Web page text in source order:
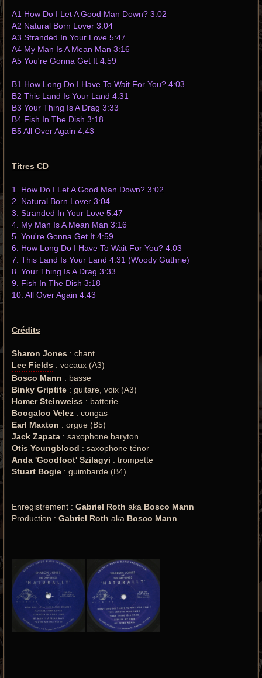
A1 How Do I Let A Good Man Down? 3:02
A2 Natural Born Lover 3:04
A3 Stranded In Your Love 5:47
A4 My Man Is A Mean Man 3:16
A5 You're Gonna Get It 4:59
B1 How Long Do I Have To Wait For You? 4:03
B2 This Land Is Your Land 4:31
B3 Your Thing Is A Drag 3:33
B4 Fish In The Dish 3:18
B5 All Over Again 4:43
Titres CD
1. How Do I Let A Good Man Down? 3:02
2. Natural Born Lover 3:04
3. Stranded In Your Love 5:47
4. My Man Is A Mean Man 3:16
5. You're Gonna Get It 4:59
6. How Long Do I Have To Wait For You? 4:03
7. This Land Is Your Land 4:31 (Woody Guthrie)
8. Your Thing Is A Drag 3:33
9. Fish In The Dish 3:18
10. All Over Again 4:43
Crédits
Sharon Jones : chant
Lee Fields : vocaux (A3)
Bosco Mann : basse
Binky Griptite : guitare, voix (A3)
Homer Steinweiss : batterie
Boogaloo Velez : congas
Earl Maxton : orgue (B5)
Jack Zapata : saxophone baryton
Otis Youngblood : saxophone ténor
Anda 'Goodfoot' Szilagyi : trompette
Stuart Bogie : guimbarde (B4)
Enregistrement : Gabriel Roth aka Bosco Mann
Production : Gabriel Roth aka Bosco Mann